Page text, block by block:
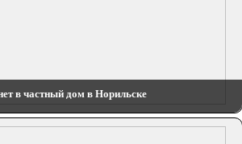
в частный дом в Норильске